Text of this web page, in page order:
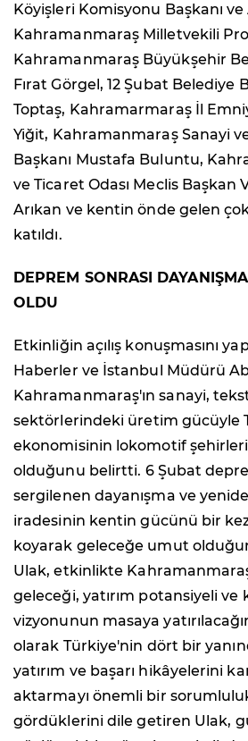
Köyişleri Komisyonu Başkanı
Kahramanmaraş Milletvekili
Kahramanmaraş Büyükşehir
Fırat Görgel, 12 Şubat Belediye
Toptaş, Kahramarmaraş İl
Yiğit, Kahramanmaraş Sanayi
Başkanı Mustafa Buluntu,
ve Ticaret Odası Meclis Başkan
Arıkan ve kentin önde gelen çok
katıldı.
DEPREM SONRASI
OLDU
Etkinliğin açılış konuşmasını
Haberler ve İstanbul Müdürü
Kahramanmaraş'ın sanayi,
sektörlerindeki üretim gücüyle
ekonomisinin lokomotif
olduğunu belirtti. 6 Şubat
sergilenen dayanışma ve
iradesinin kentin gücünü bir
koyarak geleceğe umut
Ulak, etkinlikte
geleceği, yatırım potansiyeli ve
vizyonunun masaya
olarak Türkiye'nin dört bir
yatırım ve başarı hikâyelerini
aktarmayı önemli bir
gördüklerini dile getiren Ulak,